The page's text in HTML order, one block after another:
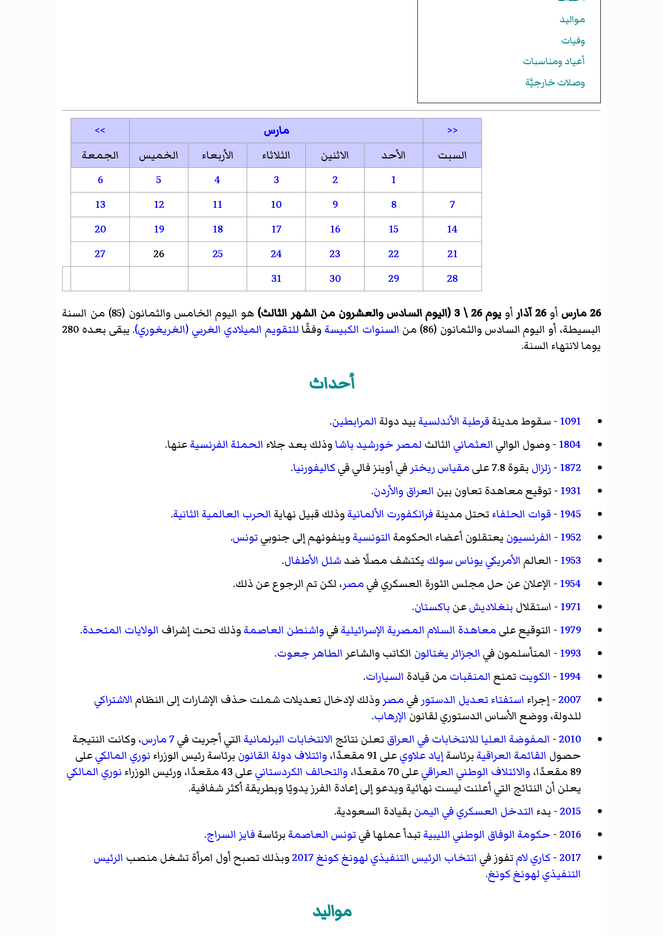
مواليد
وفيات
أعياد ومناسبات
وصلات خارجيَّة
<< مارس
>>
السبت
الأحد الاثنين الثلاثاء الأربعاء الخميس
الجمعة
1
2
3
4
5
6
7
8
9
10
11
12
13
14
15
16
17
18
19
20
21
22
23
24
25
26
27
28
29
30
31
26 مارس أو26 آذار أويوم 26 \ 3 (اليوم السادس والعشرون من الشهر الثالث)
هو اليوم الخامس والثمانون (85) من السنة
البسيطة، أو اليوم السادس والثمانون (86) من
السنوات الكبيسةوفقًا للتقويم الميلادي الغربي (الغريغوري)
. يبقى بعده 280
يوما لانتهاء السنة.
أحداث
1091 - سقوط مدينةقرطبة الأندلسيةبيد دولة المرابطين.
1804 - وصول الوالي العثماني الثالث لمصر خورشيد باشا وذلك بعد جلاء الحملة الفرنسيةعنها.
1872
- زلزال بقوة 7.8 على مقياس ريختر في أوينز فالي فيكاليفورنيا.
1931 - توقيع معاهدة تعاون بين العراق والأردن.
1945
- قوات الحلفاء تحتل مدينةفرانكفورت الألمانيةوذلك قبيل نهاية الحرب العالمية الثانية.
1952
- الفرنسيون يعتقلون أعضاء الحكومة التونسيةوينفونهم إلى جنوبيتونس.
1953 - العالم الأمريكييوناس سولك يكتشف مصلًا ضدشلل الأطفال.
1954 - الإعلان عن حل مجلس الثورة العسكري فيمصر، لكن تم الرجوع عن ذلك.
1971 - استقلال بنغلاديشعن باكستان.
1979 - التوقيع علىمعاهدة السلام المصرية الإسرائيليةفيواشنطن العاصمةوذلك تحت إشراف الولايات المتحدة.
1993 - المتأسلمون في الجزائر يغتالون الكاتب والشاعر الطاهر جعوت.
1994
- الكويت تمنع المنقبات من قيادة السيارات.
2007- إجراء استفتاء تعديل الدستور فيمصر وذلك لإدخال تعديلات شملت حذف الإشارات إلى النظام الاشتراكي
للدولة، ووضع الأساس الدستوري لقانون الإرهاب.
2010
- المفوضة العليا للانتخابات في العراق تعلن نتائج الانتخابات البرلمانية التي أجريت في7 مارس
، وكانت النتيجة
حصول القائمة العراقيةبرئاسةإياد علاويعلى 91 مقعدًا، وائتلاف دولة القانون برئاسة رئيس الوزراء نوري المالكيعلى
89 مقعدًا،
والائتلاف الوطني العراقيعلى 70 مقعدًا، والتحالف الكردستانيعلى 43 مقعدًا، ورئيس الوزراء
نوري المالكي
يعلن أن النتائج التي أعلنت ليست نهائية ويدعو إلى إعادة الفرز يدويًا وبطريقة أكثر شفافية.
2015- بدء التدخل العسكري في اليمن بقيادة السعودية.
2016
- حكومة الوفاق الوطني الليبيةتبدأ عملها فيتونس العاصمةبرئاسةفايز السراج.
2017
- كاري لامتفوز في انتخاب الرئيس التنفيذي لهونغ كونغ 2017 وبذلك تصبح أول امرأة تشغل منصب الرئيس
التنفيذي لهونغ كونغ.
مواليد